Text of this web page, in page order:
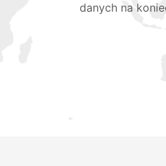
danych na